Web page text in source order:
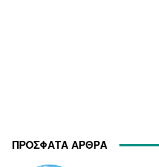
ΠΡΟΣΦΑΤΑ ΑΡΘΡΑ